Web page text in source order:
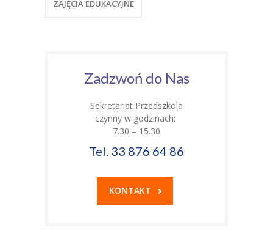
ZAJĘCIA EDUKACYJNE
Zadzwoń do Nas
Sekretariat Przedszkola
czynny w godzinach:
7.30 – 15.30
Tel. 33 876 64 86
KONTAKT